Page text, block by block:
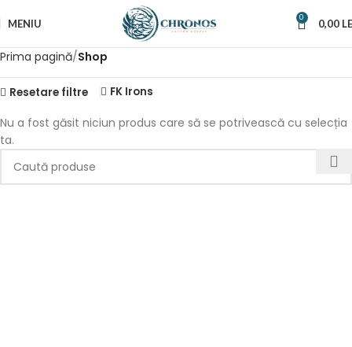
MENIU 0 0,00
Prima pagină Shop
Resetare filtre FK Irons
Nu a fost găsit niciun produs care să se potrivească cu selecția
ta.